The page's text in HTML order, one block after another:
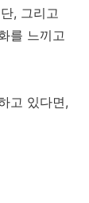
, 그리고
를 느끼고
고 있다면,